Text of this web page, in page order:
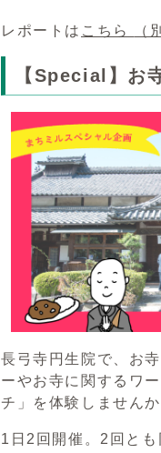
レポートは こちら （
【Special】お
長弓寺円生院で、お
ーやお寺に関するワ
チ」を体験しませんか
1日2回開催。2回とも